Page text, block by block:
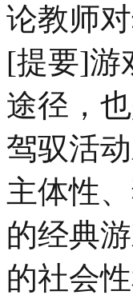
论教师
[提要]游
途径，
驾驭活
主体性
的经典
的社会